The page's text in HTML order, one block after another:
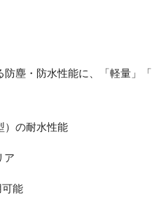
塵・防水性能に、「軽量」
）の耐水性能
ア
能